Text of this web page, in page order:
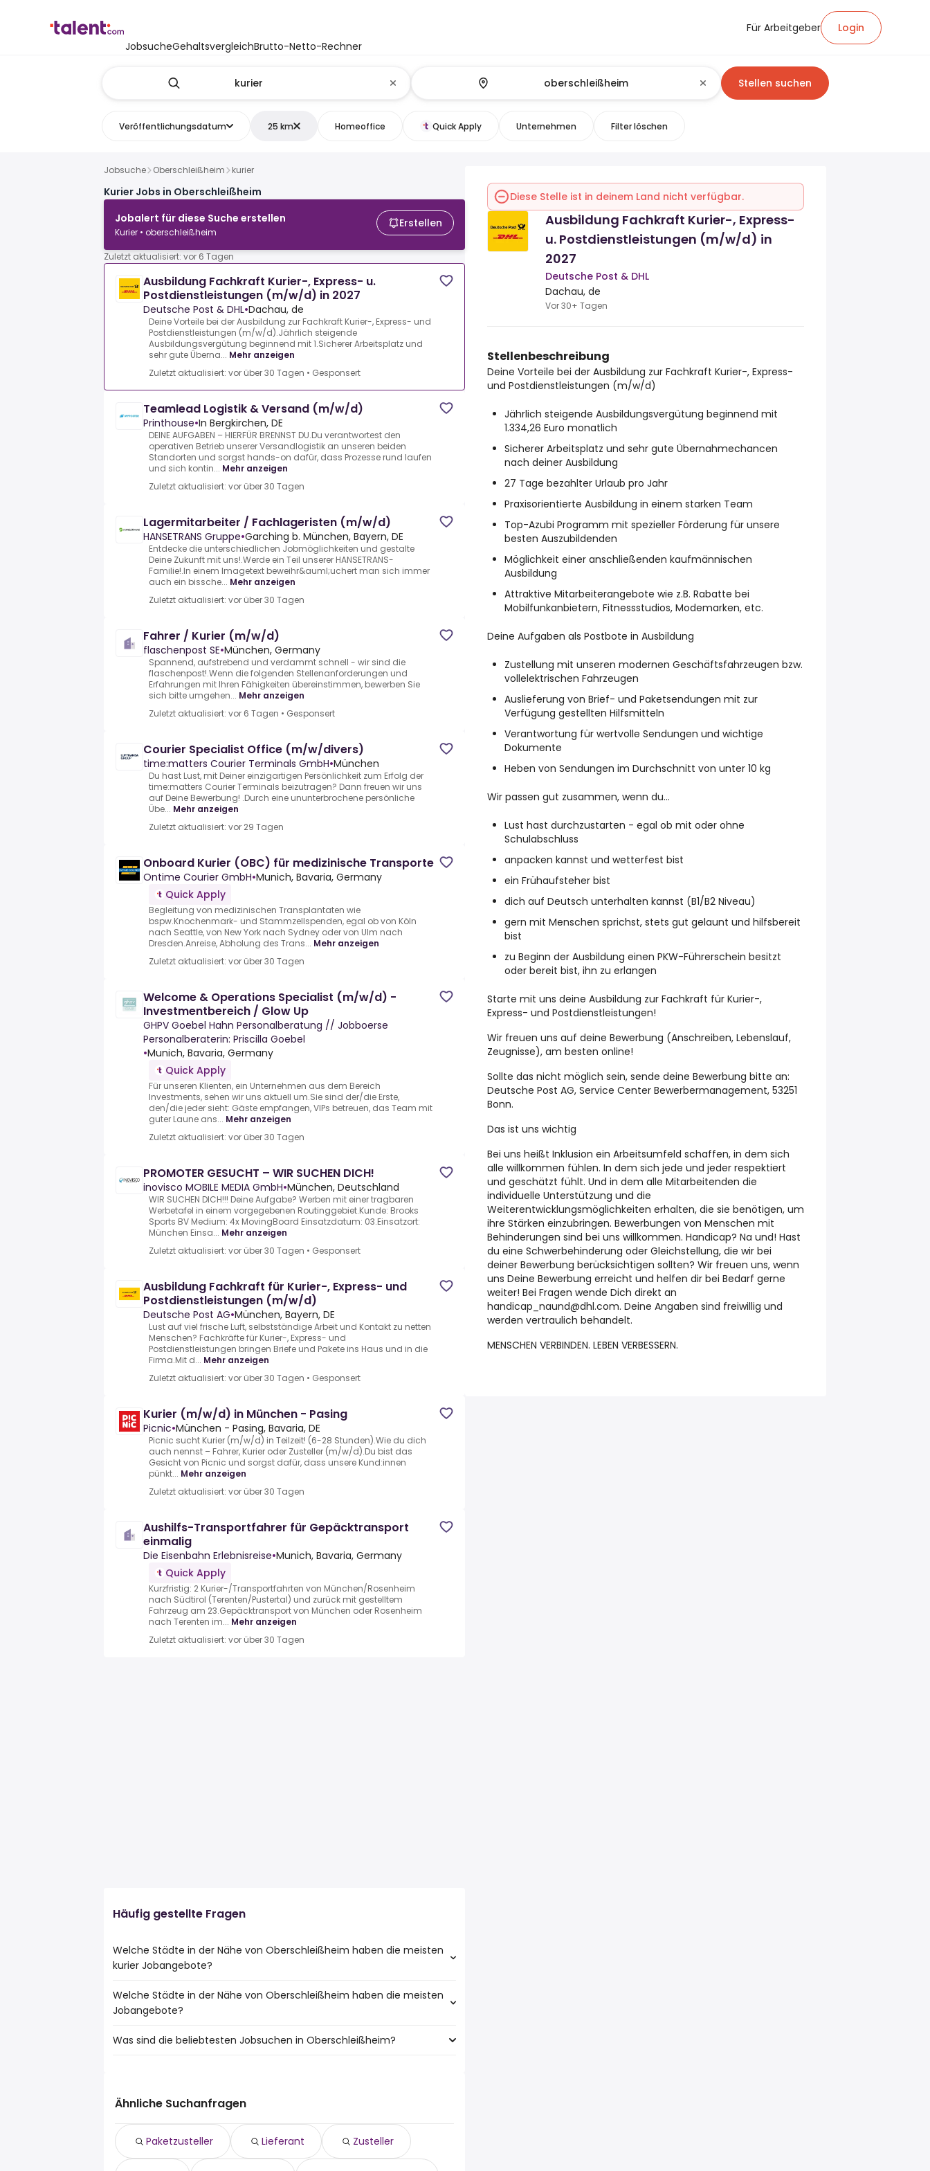
JobsucheGehaltsvergleichBrutto-Netto-Rechner
Für Arbeitgeber Login
Stellen suchen
Veröffentlichungsdatum 25 km Homeoffice Quick Apply Unternehmen Filter löschen
Jobsuche Oberschleißheim kurier
Kurier Jobs in Oberschleißheim
Jobalert für diese Suche erstellen
Kurier • oberschleißheim
Erstellen
Zuletzt aktualisiert: vor 6 Tagen
Ausbildung Fachkraft Kurier-, Express- u.
Postdienstleistungen (m/w/d) in 2027
Deutsche Post & DHL•Dachau, de
Deine Vorteile bei der Ausbildung zur Fachkraft Kurier-, Express- und
Postdienstleistungen (m/w/d).Jährlich steigende
Ausbildungsvergütung beginnend mit 1.Sicherer Arbeitsplatz und
sehr gute Überna... Mehr anzeigen
Zuletzt aktualisiert: vor über 30 Tagen • Gesponsert
Teamlead Logistik & Versand (m/w/d)
Printhouse•In Bergkirchen, DE
DEINE AUFGABEN – HIERFÜR BRENNST DU.Du verantwortest den
operativen Betrieb unserer Versandlogistik an unseren beiden
Standorten und sorgst hands-on dafür, dass Prozesse rund laufen
und sich kontin... Mehr anzeigen
Zuletzt aktualisiert: vor über 30 Tagen
Lagermitarbeiter / Fachlageristen (m/w/d)
HANSETRANS Gruppe•Garching b. München, Bayern, DE
Entdecke die unterschiedlichen Jobmöglichkeiten und gestalte
Deine Zukunft mit uns!.Werde ein Teil unserer HANSETRANS-
Familie!.In einem Imagetext beweihr&auml;uchert man sich immer
auch ein bissche... Mehr anzeigen
Zuletzt aktualisiert: vor über 30 Tagen
Fahrer / Kurier (m/w/d)
flaschenpost SE•München, Germany
Spannend, aufstrebend und verdammt schnell - wir sind die
flaschenpost!.Wenn die folgenden Stellenanforderungen und
Erfahrungen mit Ihren Fähigkeiten übereinstimmen, bewerben Sie
sich bitte umgehen... Mehr anzeigen
Zuletzt aktualisiert: vor 6 Tagen • Gesponsert
Courier Specialist Office (m/w/divers)
time:matters Courier Terminals GmbH•München
Du hast Lust, mit Deiner einzigartigen Persönlichkeit zum Erfolg der
time:matters Courier Terminals beizutragen? Dann freuen wir uns
auf Deine Bewerbung! .Durch eine ununterbrochene persönliche
Übe... Mehr anzeigen
Zuletzt aktualisiert: vor 29 Tagen
Onboard Kurier (OBC) für medizinische Transporte
Ontime Courier GmbH•Munich, Bavaria, Germany
Quick Apply
Begleitung von medizinischen Transplantaten wie
bspw.Knochenmark- und Stammzellspenden, egal ob von Köln
nach Seattle, von New York nach Sydney oder von Ulm nach
Dresden.Anreise, Abholung des Trans... Mehr anzeigen
Zuletzt aktualisiert: vor über 30 Tagen
Welcome & Operations Specialist (m/w/d) -
Investmentbereich / Glow Up
GHPV Goebel Hahn Personalberatung // Jobboerse
Personalberaterin: Priscilla Goebel
•Munich, Bavaria, Germany
Quick Apply
Für unseren Klienten, ein Unternehmen aus dem Bereich
Investments, sehen wir uns aktuell um.Sie sind der/die Erste,
den/die jeder sieht: Gäste empfangen, VIPs betreuen, das Team mit
guter Laune ans... Mehr anzeigen
Zuletzt aktualisiert: vor über 30 Tagen
PROMOTER GESUCHT – WIR SUCHEN DICH!
inovisco MOBILE MEDIA GmbH•München, Deutschland
WIR SUCHEN DICH!!! Deine Aufgabe? Werben mit einer tragbaren
Werbetafel in einem vorgegebenen Routinggebiet.Kunde: Brooks
Sports BV Medium: 4x MovingBoard Einsatzdatum: 03.Einsatzort:
München Einsa... Mehr anzeigen
Zuletzt aktualisiert: vor über 30 Tagen • Gesponsert
Ausbildung Fachkraft für Kurier-, Express- und
Postdienstleistungen (m/w/d)
Deutsche Post AG•München, Bayern, DE
Lust auf viel frische Luft, selbstständige Arbeit und Kontakt zu netten
Menschen? Fachkräfte für Kurier-, Express- und
Postdienstleistungen bringen Briefe und Pakete ins Haus und in die
Firma.Mit d... Mehr anzeigen
Zuletzt aktualisiert: vor über 30 Tagen • Gesponsert
Kurier (m/w/d) in München - Pasing
Picnic•München - Pasing, Bavaria, DE
Picnic sucht Kurier (m/w/d) in Teilzeit! (6-28 Stunden).Wie du dich
auch nennst – Fahrer, Kurier oder Zusteller (m/w/d).Du bist das
Gesicht von Picnic und sorgst dafür, dass unsere Kund:innen
pünkt... Mehr anzeigen
Zuletzt aktualisiert: vor über 30 Tagen
Aushilfs-Transportfahrer für Gepäcktransport
einmalig
Die Eisenbahn Erlebnisreise•Munich, Bavaria, Germany
Quick Apply
Kurzfristig: 2 Kurier-/Transportfahrten von München/Rosenheim
nach Südtirol (Terenten/Pustertal) und zurück mit gestelltem
Fahrzeug am 23.Gepäcktransport von München oder Rosenheim
nach Terenten im... Mehr anzeigen
Zuletzt aktualisiert: vor über 30 Tagen
Häufig gestellte Fragen
Welche Städte in der Nähe von Oberschleißheim haben die meisten
kurier Jobangebote?
Städte in der Nähe von Oberschleißheim mit den meisten kurier Jobs:
München
Germering
Hallbergmoos
Welche Städte in der Nähe von Oberschleißheim haben die meisten
Jobangebote?
10 Städte in der Nähe von Oberschleißheim mit den meisten
Germering
Karlsfeld
Ismaning
Was sind die beliebtesten Jobsuchen in Oberschleißheim?
minijob
sachbearbeiter
disponent
Ähnliche Suchanfragen
Paketzusteller Lieferant Zusteller
Diese Stelle ist in deinem Land nicht verfügbar.
Ausbildung Fachkraft Kurier-, Express-
u. Postdienstleistungen (m/w/d) in
2027
Deutsche Post & DHL
Dachau, de
Vor 30+ Tagen
Stellenbeschreibung
Deine Vorteile bei der Ausbildung zur Fachkraft Kurier-, Express-
und Postdienstleistungen (m/w/d)
Jährlich steigende Ausbildungsvergütung beginnend mit
1.334,26 Euro monatlich
Sicherer Arbeitsplatz und sehr gute Übernahmechancen
nach deiner Ausbildung
27 Tage bezahlter Urlaub pro Jahr
Praxisorientierte Ausbildung in einem starken Team
Top-Azubi Programm mit spezieller Förderung für unsere
besten Auszubildenden
Möglichkeit einer anschließenden kaufmännischen
Ausbildung
Attraktive Mitarbeiterangebote wie z.B. Rabatte bei
Mobilfunkanbietern, Fitnessstudios, Modemarken, etc.
Deine Aufgaben als Postbote in Ausbildung
Zustellung mit unseren modernen Geschäftsfahrzeugen bzw.
vollelektrischen Fahrzeugen
Auslieferung von Brief- und Paketsendungen mit zur
Verfügung gestellten Hilfsmitteln
Verantwortung für wertvolle Sendungen und wichtige
Dokumente
Heben von Sendungen im Durchschnitt von unter 10 kg
Wir passen gut zusammen, wenn du...
Lust hast durchzustarten - egal ob mit oder ohne
Schulabschluss
anpacken kannst und wetterfest bist
ein Frühaufsteher bist
dich auf Deutsch unterhalten kannst (B1/B2 Niveau)
gern mit Menschen sprichst, stets gut gelaunt und hilfsbereit
bist
zu Beginn der Ausbildung einen PKW-Führerschein besitzt
oder bereit bist, ihn zu erlangen
Starte mit uns deine Ausbildung zur Fachkraft für Kurier-,
Express- und Postdienstleistungen!
Wir freuen uns auf deine Bewerbung (Anschreiben, Lebenslauf,
Zeugnisse), am besten online!
Sollte das nicht möglich sein, sende deine Bewerbung bitte an:
Deutsche Post AG, Service Center Bewerbermanagement, 53251
Bonn.
Das ist uns wichtig
Bei uns heißt Inklusion ein Arbeitsumfeld schaffen, in dem sich
alle willkommen fühlen. In dem sich jede und jeder respektiert
und geschätzt fühlt. Und in dem alle Mitarbeitenden die
individuelle Unterstützung und die
Weiterentwicklungsmöglichkeiten erhalten, die sie benötigen, um
ihre Stärken einzubringen. Bewerbungen von Menschen mit
Behinderungen sind bei uns willkommen. Handicap? Na und! Hast
du eine Schwerbehinderung oder Gleichstellung, die wir bei
deiner Bewerbung berücksichtigen sollten? Wir freuen uns, wenn
uns Deine Bewerbung erreicht und helfen dir bei Bedarf gerne
weiter! Bei Fragen wende Dich direkt an
handicap_naund@dhl.com. Deine Angaben sind freiwillig und
werden vertraulich behandelt.
MENSCHEN VERBINDEN. LEBEN VERBESSERN.